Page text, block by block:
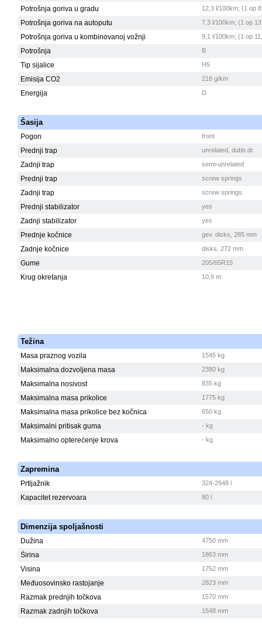
Potrošnja goriva u gradu 12,3 l/100km; (1 op
Potrošnja goriva na autoputu 7,3 l/100km; (1 op
Potrošnja goriva u kombinovanoj vožnji 9,1 l/100km; (1 op
Potrošnja B
Tip sijalice H5
Emisija CO2 218 g/km
Energija D
Šasija
Pogon front
Prednji trap unrelated, dubb.dr.
Zadnji trap semi-unrelated
Prednji trap screw springs
Zadnji trap screw springs
Prednji stabilizator yes
Zadnji stabilizator yes
Prednje kočnice gev. disks, 285 mm
Zadnje kočnice disks, 272 mm
Gume 205/65R15
Krug okretanja 10,9 m
Težina
Masa praznog vozila 1545 kg
Maksimalna dozvoljena masa 2380 kg
Maksimalna nosivost 835 kg
Maksimalna masa prikolice 1775 kg
Maksimalna masa prikolice bez kočnica 650 kg
Maksimalni pritisak guma - kg
Maksimalno opterećenje krova - kg
Zapremina
Prtljažnik 324-2948 l
Kapacitet rezervoara 80 l
Dimenzija spoljašnosti
Dužina 4750 mm
Širina 1863 mm
Visina 1752 mm
Međuosovinsko rastojanje 2823 mm
Razmak prednjih točkova 1570 mm
Razmak zadnjih točkova 1548 mm